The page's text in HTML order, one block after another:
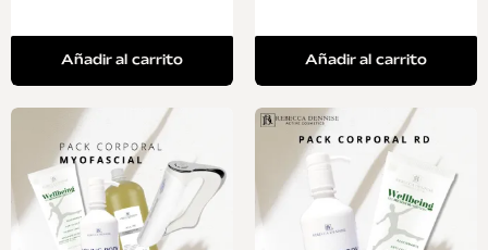
Añadir al carrito Añadir al carrito